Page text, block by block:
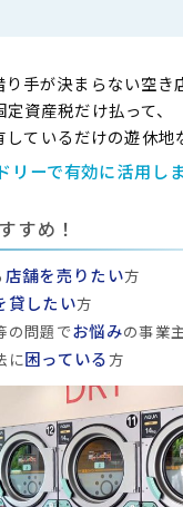
手が決まらない空き
定資産税だけ払って、
しているだけの遊休地
リーで有効に活用し
すめ！
店舗を売りたい方
貸したい方
の問題でお悩みの事業
に困っている方